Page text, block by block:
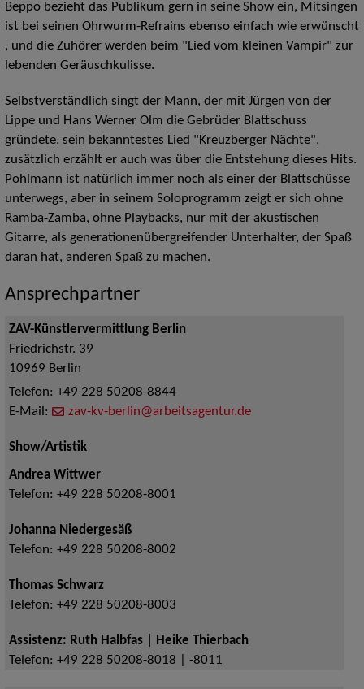
Beppo bezieht das Publikum gern in seine Show ein, Mitsingen
ist bei seinen Ohrwurm-Refrains ebenso einfach wie erwünscht
, und die Zuhörer werden beim "Lied vom kleinen Vampir" zur
lebenden Geräuschkulisse.
Selbstverständlich singt der Mann, der mit Jürgen von der
Lippe und Hans Werner Olm die Gebrüder Blattschuss
gründete, sein bekanntestes Lied "Kreuzberger Nächte",
zusätzlich erzählt er auch was über die Entstehung dieses Hits.
Pohlmann ist natürlich immer noch als einer der Blattschüsse
unterwegs, aber in seinem Soloprogramm zeigt er sich ohne
Ramba-Zamba, ohne Playbacks, nur mit der akustischen
Gitarre, als generationenübergreifender Unterhalter, der Spaß
daran hat, anderen Spaß zu machen.
Ansprechpartner
ZAV-Künstlervermittlung Berlin
Friedrichstr. 39
10969 Berlin
Telefon: +49 228 50208-8844
E-Mail:
zav-kv-berlin@arbeitsagentur.de
Show/Artistik
Andrea Wittwer
Telefon: +49 228 50208-8001
Johanna Niedergesäß
Telefon: +49 228 50208-8002
Thomas Schwarz
Telefon: +49 228 50208-8003
Assistenz: Ruth Halbfas | Heike Thierbach
Telefon: +49 228 50208-8018 | -8011